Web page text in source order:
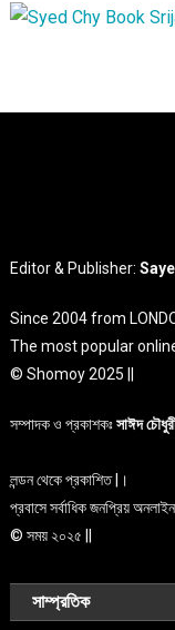
Editor & Publisher:
Since 2004 from
The most popular
© Shomoy 2025 ||
সম্পাদক ও প্রকাশকঃসাঈদ
লন্ডন থেকে প্রকাশিত |।
প্রবাসে সর্বাধিক জনপ্রিয় অনলাইন
© সময় ২০২৫ ||
সাম্প্রতিক